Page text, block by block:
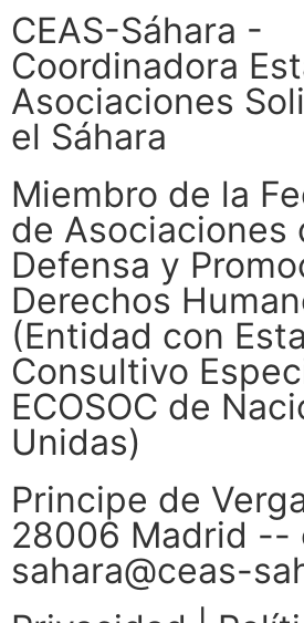
CEAS-Sáhara -
Coordinadora
Asociaciones
el Sáhara
Miembro de la
de Asociaciones
Defensa y
Derechos
(Entidad con
Consultivo
ECOSOC de
Unidas)
Principe de
28006 Madrid --
sahara@ceas-